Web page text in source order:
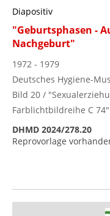
Diapositiv
"Geburtsphasen -
Nachgeburt"
1972 - 1979
Deutsches Hygiene-
Bild 20 /
Farblichtbildreihe C 74"
DHMD 2024/278.20
Reprovorlage